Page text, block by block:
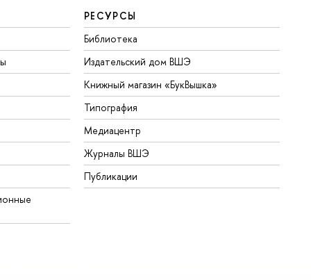
РЕСУРСЫ
Библиотека
Издательский дом ВШЭ
Книжный магазин «БукВышка»
Типография
Медиацентр
Журналы ВШЭ
Публикации